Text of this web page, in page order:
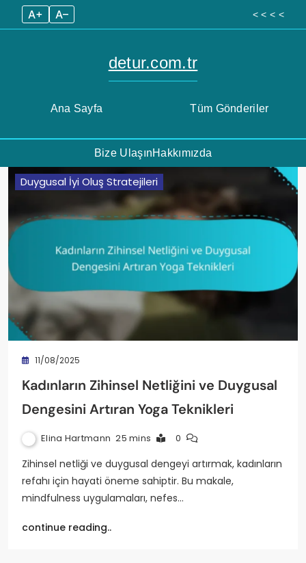
A+ A– < < < <
Ana Sayfa
detur.com.tr
Tüm Gönderiler
Bize UlaşınHakkımızda
Skip
Duygusal İyi Oluş Stratejileri
11/08/2025
Kadınların Zihinsel Netliğini ve Duygusal
Dengesini Artıran Yoga Teknikleri
Elina Hartmann 25 mins 0
Zihinsel netliği ve duygusal dengeyi artırmak, kadınların
refahı için hayati öneme sahiptir. Bu makale,
mindfulness uygulamaları, nefes…
continue reading..